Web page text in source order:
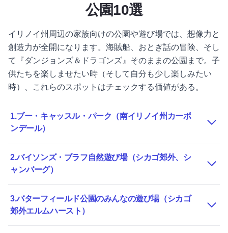
公園10選
イリノイ州周辺の家族向けの公園や遊び場では、想像力と
創造力が全開になります。海賊船、おとぎ話の冒険、そし
て『ダンジョンズ＆ドラゴンズ』そのままの公園まで。子
供たちを楽しませたい時（そして自分も少し楽しみたい
時）、これらのスポットはチェックする価値がある。
1.ブー・キャッスル・パーク（南イリノイ州カーボ
ンデール）
2.バイソンズ・ブラフ自然遊び場（シカゴ郊外、シ
ャンバーグ）
3.バターフィールド公園のみんなの遊び場（シカゴ
郊外エルムハースト）